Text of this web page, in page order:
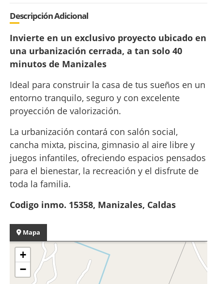
Descripción Adicional
Invierte en un exclusivo proyecto ubicado en
una urbanización cerrada, a tan solo 40
minutos de Manizales
Ideal para construir la casa de tus sueños en un
entorno tranquilo, seguro y con excelente
proyección de valorización.
La urbanización contará con salón social,
cancha mixta, piscina, gimnasio al aire libre y
juegos infantiles, ofreciendo espacios pensados
para el bienestar, la recreación y el disfrute de
toda la familia.
Codigo inmo. 15358, Manizales, Caldas
Mapa
+
−